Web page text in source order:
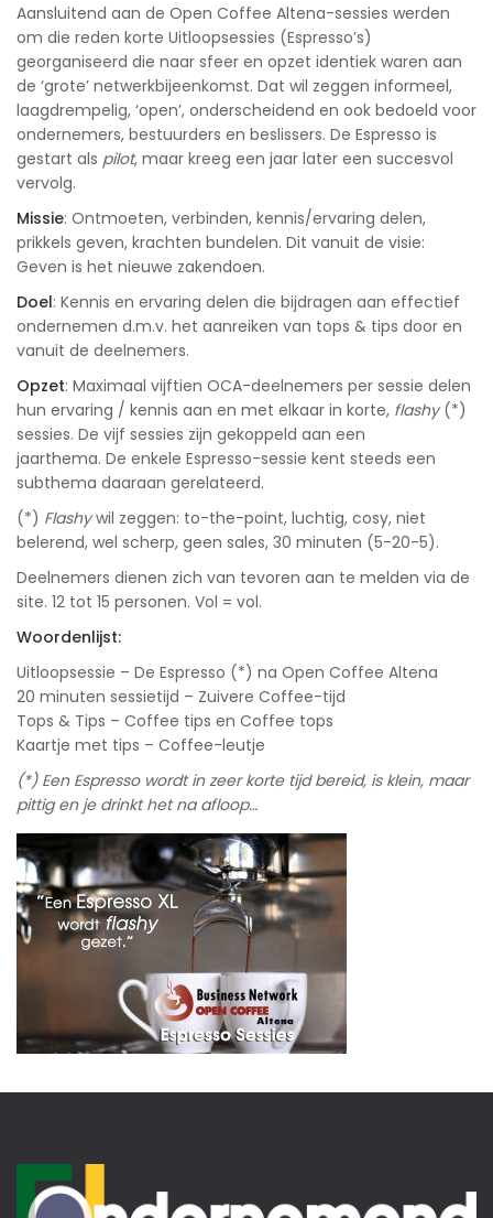
Aansluitend aan de Open Coffee Altena-sessies werden
om die reden korte Uitloopsessies (Espresso’s)
georganiseerd die naar sfeer en opzet identiek waren aan
de ‘grote’ netwerkbijeenkomst. Dat wil zeggen informeel,
laagdrempelig, ‘open’, onderscheidend en ook bedoeld voor
ondernemers, bestuurders en beslissers. De Espresso is
gestart als pilot, maar kreeg een jaar later een succesvol
vervolg.
Missie: Ontmoeten, verbinden, kennis/ervaring delen,
prikkels geven, krachten bundelen. Dit vanuit de visie:
Geven is het nieuwe zakendoen.
Doel: Kennis en ervaring delen die bijdragen aan effectief
ondernemen d.m.v. het aanreiken van tops & tips door en
vanuit de deelnemers.
Opzet: Maximaal vijftien OCA-deelnemers per sessie delen
hun ervaring / kennis aan en met elkaar in korte, flashy(*)
sessies. De vijf sessies zijn gekoppeld aan een
jaarthema. De enkele Espresso-sessie kent steeds een
subthema daaraan gerelateerd.
(*) Flashywil zeggen: to-the-point, luchtig, cosy, niet
belerend, wel scherp, geen sales, 30 minuten (5-20-5).
Deelnemers dienen zich van tevoren aan te melden via de
site. 12 tot 15 personen. Vol = vol.
Woordenlijst:
Uitloopsessie – De Espresso (*) na Open Coffee Altena
20 minuten sessietijd – Zuivere Coffee-tijd
Tops & Tips – Coffee tips en Coffee tops
Kaartje met tips – Coffee-leutje
(*) Een Espresso wordt in zeer korte tijd bereid, is klein, maar
pittig en je drinkt het na afloop…